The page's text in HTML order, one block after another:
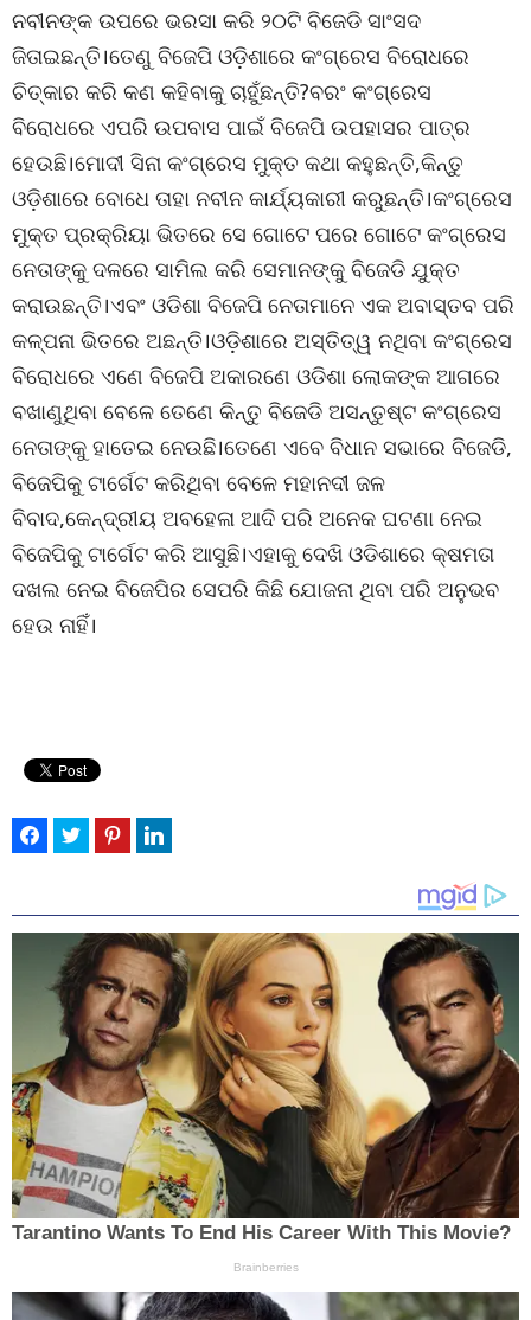
ନବୀନଙ୍କ ଉପରେ ଭରସା କରି ୨୦ଟି ବିଜେଡି ସାଂସଦ
ଜିତାଇଛନ୍ତି।ତେଣୁ ବିଜେପି ଓଡ଼ିଶାରେ କଂଗ୍ରେସ ବିରୋଧରେ
ଚିତ୍କାର କରି କଣ କହିବାକୁ ଚାହୁଁଛନ୍ତି?ବରଂ କଂଗ୍ରେସ
ବିରୋଧରେ ଏପରି ଉପବାସ ପାଇଁ ବିଜେପି ଉପହାସର ପାତ୍ର
ହେଉଛି।ମୋଦୀ ସିନା କଂଗ୍ରେସ ମୁକ୍ତ କଥା କହୁଛନ୍ତି,କିନ୍ତୁ
ଓଡ଼ିଶାରେ ବୋଧେ ତାହା ନବୀନ କାର୍ଯ୍ୟକାରୀ କରୁଛନ୍ତି।କଂଗ୍ରେସ
ମୁକ୍ତ ପ୍ରକ୍ରିୟା ଭିତରେ ସେ ଗୋଟେ ପରେ ଗୋଟେ କଂଗ୍ରେସ
ନେତାଙ୍କୁ ଦଳରେ ସାମିଲ କରି ସେମାନଙ୍କୁ ବିଜେଡି ଯୁକ୍ତ
କରାଉଛନ୍ତି।ଏବଂ ଓଡିଶା ବିଜେପି ନେତାମାନେ ଏକ ଅବାସ୍ତବ ପରି
କଳ୍ପନା ଭିତରେ ଅଛନ୍ତି।ଓଡ଼ିଶାରେ ଅସ୍ତିତ୍ୱ ନଥିବା କଂଗ୍ରେସ
ବିରୋଧରେ ଏଣେ ବିଜେପି ଅକାରଣେ ଓଡିଶା ଲୋକଙ୍କ ଆଗରେ
ବଖାଣୁଥିବା ବେଳେ ତେଣେ କିନ୍ତୁ ବିଜେଡି ଅସନ୍ତୁଷ୍ଟ କଂଗ୍ରେସ
ନେତାଙ୍କୁ ହାତେଇ ନେଉଛି।ତେଣେ ଏବେ ବିଧାନ ସଭାରେ ବିଜେଡି,
ବିଜେପିକୁ ଟାର୍ଗେଟ କରିଥିବା ବେଳେ ମହାନଦୀ ଜଳ
ବିବାଦ,କେନ୍ଦ୍ରୀୟ ଅବହେଳା ଆଦି ପରି ଅନେକ ଘଟଣା ନେଇ
ବିଜେପିକୁ ଟାର୍ଗେଟ କରି ଆସୁଛି।ଏହାକୁ ଦେଖି ଓଡିଶାରେ କ୍ଷମତା
ଦଖଲ ନେଇ ବିଜେପିର ସେପରି କିଛି ଯୋଜନା ଥିବା ପରି ଅନୁଭବ
ହେଉ ନାହିଁ।